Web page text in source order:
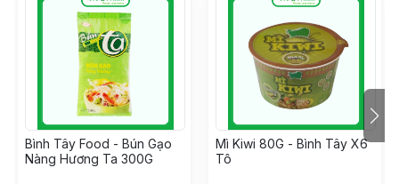
Bình Tây Food - Bún Gạo
Nàng Hương Ta 300G
Mì Kiwi 80G - Bình Tây X6
Tô